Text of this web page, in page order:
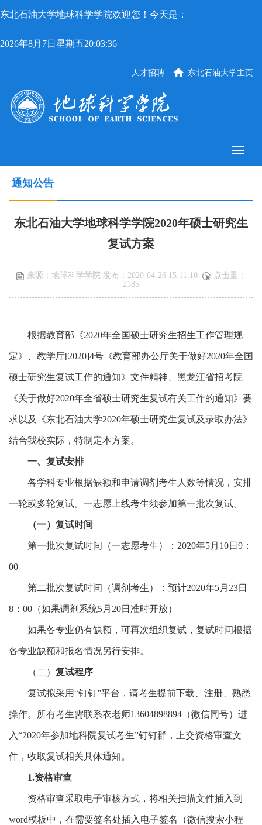
东北石油大学地球科学学院欢迎您！今天是：
2026年8月7日星期五20:03:37
东北石油大学主页
人才招聘
通知公告
东北石油大学地球科学学院2020年硕士研究生
复试方案
来源：地球科学学院 发布：2020-04-26 15:11:10
点击量：
2185
根据教育部《2020年全国硕士研究生招生工作管理规
定》、教学厅[2020]4号《教育部办公厅关于做好2020年全国
硕士研究生复试工作的通知》文件精神、黑龙江省招考院
《关于做好2020年全省硕士研究生复试有关工作的通知》要
求以及《东北石油大学2020年硕士研究生复试及录取办法》
结合我校实际，特制定本方案。
一、复试安排
各学科专业根据缺额和申请调剂考生人数等情况，安排
一轮或多轮复试。一志愿上线考生须参加第一批次复试。
（一）复试时间
第一批次复试时间（一志愿考生）：2020年5月10日9：
00
第二批次复试时间（调剂考生）：预计2020年5月23日
8：00（如果调剂系统5月20日准时开放）
如果各专业仍有缺额，可再次组织复试，复试时间根据
各专业缺额和报名情况另行安排。
（二） 复试程序
复试拟采用“钉钉”平台，请考生提前下载、注册、熟悉
操作。所有考生需联系衣老师13604898894（微信同号）进
入“2020年参加地科院复试考生”钉钉群，上交资格审查文
件，收取复试相关具体通知。
1.资格审查
资格审查采取电子审核方式，将相关扫描文件插入到
word模板中，在需要签名处插入电子签名（微信搜索小程